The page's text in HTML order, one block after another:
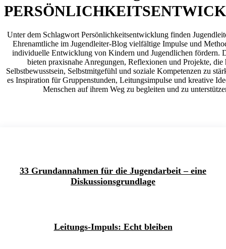
Unter dem Schlagwort Persönlichkeitsentwicklung finden
Ehrenamtliche im Jugendleiter-Blog vielfältige Impulse und
individuelle Entwicklung von Kindern und Jugendlichen fördern.
bieten praxisnahe Anregungen, Reflexionen und Projekte, die
Selbstbewusstsein, Selbstmitgefühl und soziale Kompetenzen zu
es Inspiration für Gruppenstunden, Leitungsimpulse und kreative
Menschen auf ihrem Weg zu begleiten und zu
33 Grundannahmen für die Jugendarbeit – eine
Diskussionsgrundlage
Leitungs-Impuls: Echt bleiben